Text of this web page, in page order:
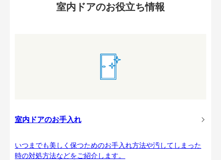
室内ドアのお役立ち情報
室内ドアのお手入れ
いつまでも美しく保つためのお手入れ方法や汚してしまった
時の対処方法などをご紹介します。